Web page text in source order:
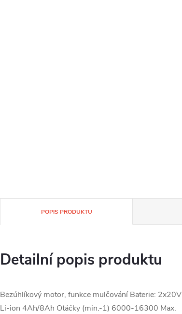
POPIS PRODUKTU
Detailní popis produktu
Bezúhlíkový motor, funkce mulčování Baterie: 2x20V
Li-ion 4Ah/8Ah Otáčky (min.-1) 6000-16300 Max.